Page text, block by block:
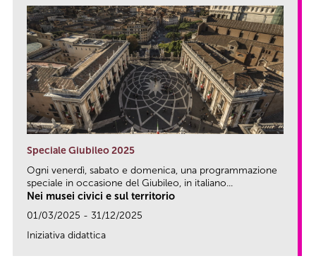
Speciale Giubileo 2025
Ogni venerdì, sabato e domenica, una programmazione
speciale in occasione del Giubileo, in italiano...
Nei musei civici e sul territorio
01/03/2025 - 31/12/2025
Iniziativa didattica